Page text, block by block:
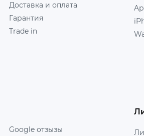
Доставка и оплата
Гарантия
Trade in
Google отзызы